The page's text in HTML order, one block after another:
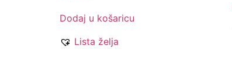
Dodaj u košaricu
Lista želja